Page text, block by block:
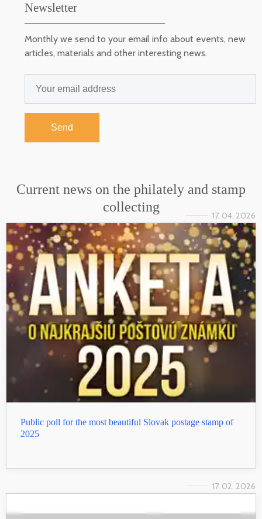
Newsletter
Monthly we send to your email info about events, new
articles, materials and other interesting news.
Send
Current news on the philately and stamp
collecting
17. 04. 2026
Public poll for the most beautiful Slovak postage stamp of
2025
17. 02. 2026